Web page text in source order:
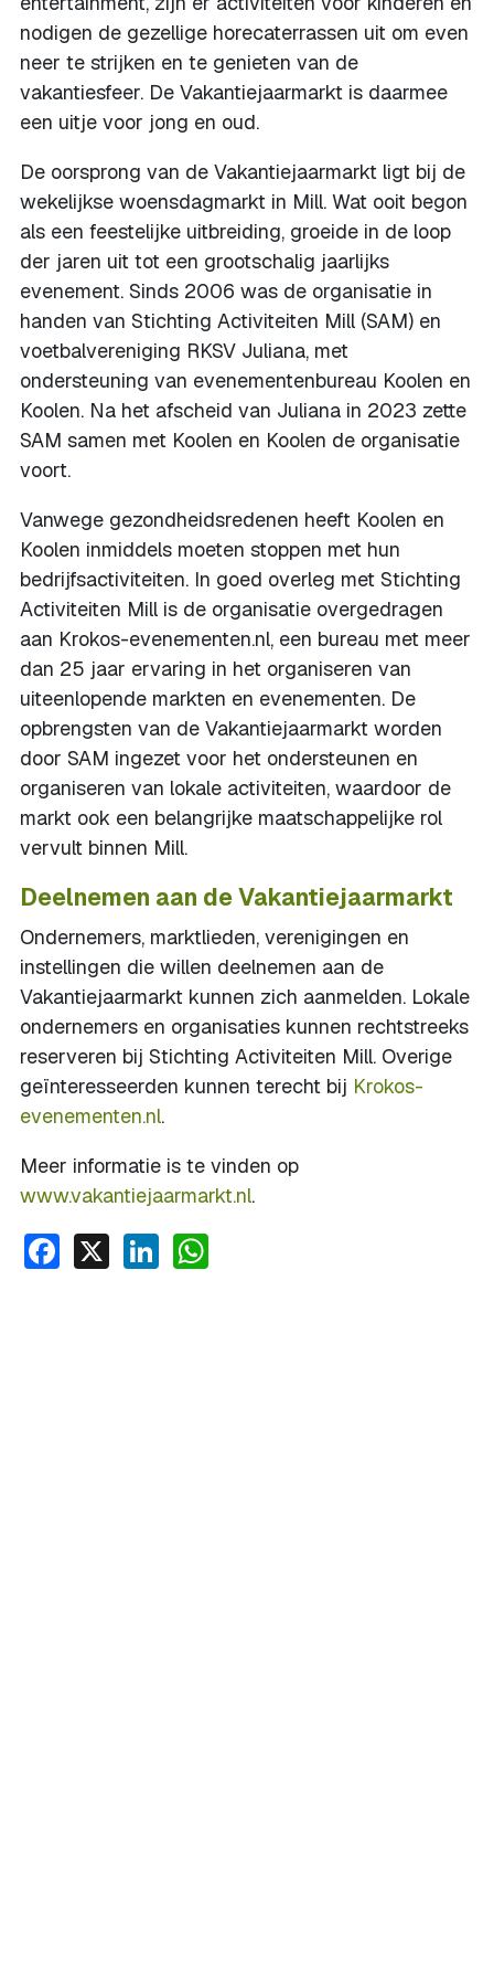
nodigen de gezellige horecaterrassen uit om even
neer te strijken en te genieten van de
vakantiesfeer. De Vakantiejaarmarkt is daarmee
een uitje voor jong en oud.
De oorsprong van de Vakantiejaarmarkt ligt bij de
wekelijkse woensdagmarkt in Mill. Wat ooit begon
als een feestelijke uitbreiding, groeide in de loop
der jaren uit tot een grootschalig jaarlijks
evenement. Sinds 2006 was de organisatie in
handen van Stichting Activiteiten Mill (SAM) en
voetbalvereniging RKSV Juliana, met
ondersteuning van evenementenbureau Koolen en
Koolen. Na het afscheid van Juliana in 2023 zette
SAM samen met Koolen en Koolen de organisatie
voort.
Vanwege gezondheidsredenen heeft Koolen en
Koolen inmiddels moeten stoppen met hun
bedrijfsactiviteiten. In goed overleg met Stichting
Activiteiten Mill is de organisatie overgedragen
aan Krokos-evenementen.nl, een bureau met meer
dan 25 jaar ervaring in het organiseren van
uiteenlopende markten en evenementen. De
opbrengsten van de Vakantiejaarmarkt worden
door SAM ingezet voor het ondersteunen en
organiseren van lokale activiteiten, waardoor de
markt ook een belangrijke maatschappelijke rol
vervult binnen Mill.
Deelnemen aan de Vakantiejaarmarkt
Ondernemers, marktlieden, verenigingen en
instellingen die willen deelnemen aan de
Vakantiejaarmarkt kunnen zich aanmelden. Lokale
ondernemers en organisaties kunnen rechtstreeks
reserveren bij Stichting Activiteiten Mill. Overige
geïnteresseerden kunnen terecht bij Krokos-
evenementen.nl.
Meer informatie is te vinden op
www.vakantiejaarmarkt.nl.
Facebook
X LinkedIn